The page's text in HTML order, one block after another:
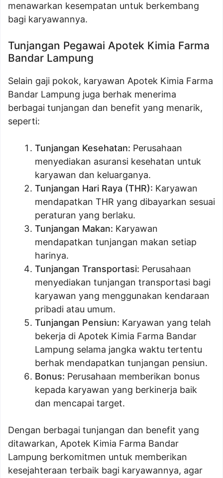
menawarkan kesempatan untuk berkembang
bagi karyawannya.
Tunjangan Pegawai Apotek Kimia Farma
Bandar Lampung
Selain gaji pokok, karyawan Apotek Kimia Farma
Bandar Lampung juga berhak menerima
berbagai tunjangan dan benefit yang menarik,
seperti:
Tunjangan Kesehatan: Perusahaan
menyediakan asuransi kesehatan untuk
karyawan dan keluarganya.
Tunjangan Hari Raya (THR): Karyawan
mendapatkan THR yang dibayarkan sesuai
peraturan yang berlaku.
Tunjangan Makan: Karyawan
mendapatkan tunjangan makan setiap
harinya.
Tunjangan Transportasi: Perusahaan
menyediakan tunjangan transportasi bagi
karyawan yang menggunakan kendaraan
pribadi atau umum.
Tunjangan Pensiun: Karyawan yang telah
bekerja di Apotek Kimia Farma Bandar
Lampung selama jangka waktu tertentu
berhak mendapatkan tunjangan pensiun.
Bonus: Perusahaan memberikan bonus
kepada karyawan yang berkinerja baik
dan mencapai target.
Dengan berbagai tunjangan dan benefit yang
ditawarkan, Apotek Kimia Farma Bandar
Lampung berkomitmen untuk memberikan
kesejahteraan terbaik bagi karyawannya, agar